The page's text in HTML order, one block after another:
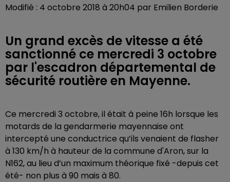
Modifié : 4 octobre 2018 à 20h04 par Emilien Borderie
Un grand excès de vitesse a été
sanctionné ce mercredi 3 octobre
par l'escadron départemental de
sécurité routière en Mayenne.
Ce mercredi 3 octobre, il était à peine 16h lorsque les
motards de la gendarmerie mayennaise ont
intercepté une conductrice qu’ils venaient de flasher
à 130 km/h à hauteur de la commune d'Aron, sur la
N162, au lieu d’un maximum théorique fixé -depuis cet
été- non plus à 90 mais à 80.